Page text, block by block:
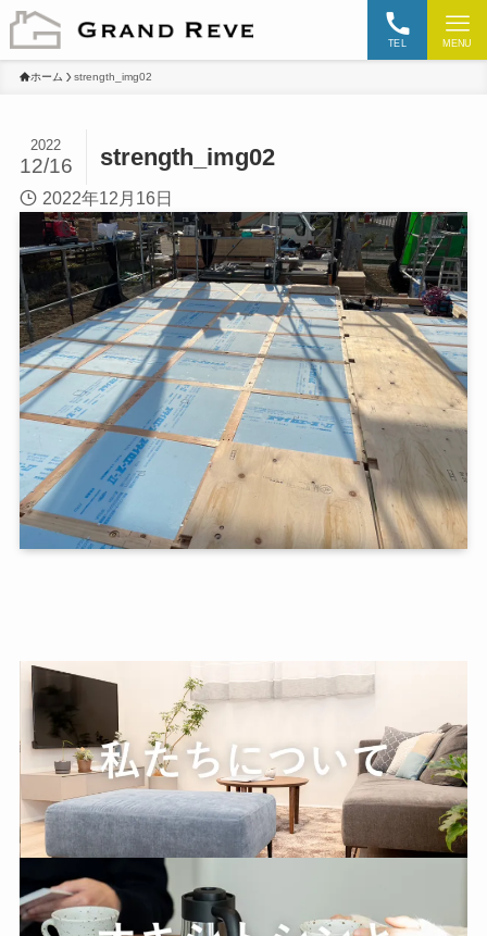
TEL MENU
ホーム strength_img02
strength_img02
2022
12/16
2022年12月16日